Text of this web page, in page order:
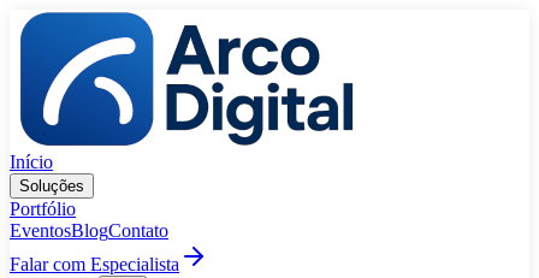
Pular para o conteúdo
Início
Soluções
Portfólio
EventosBlogContato
Falar com Especialista